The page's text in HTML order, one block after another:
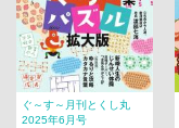
ぐ～す～月刊とくし丸
2025年6月号